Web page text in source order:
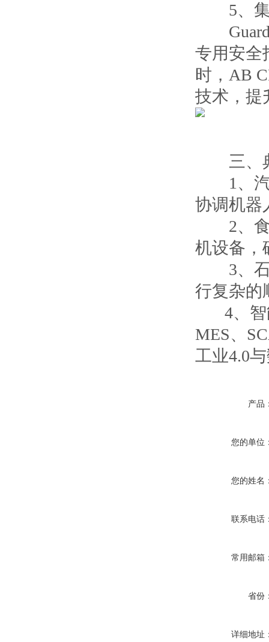
5、集
专用安全
时，AB
技术，提
三、典
1、汽
协调机器
2、食
机设备，
3、石
行复杂的
4、智
MES、
工业4.0
产品
您的单位
您的姓名
联系电话
常用邮箱
省份
详细地址